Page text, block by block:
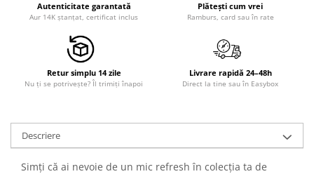
Autenticitate garantată
Aur 14K ștanțat, certificat inclus
Plătești cum vrei
Ramburs, card sau în rate
Retur simplu 14 zile
Nu ți se potrivește? Îl trimiți înapoi
Livrare rapidă 24–48h
Direct la tine sau în Easybox
Descriere
Simți că ai nevoie de un mic refresh în colecția ta de